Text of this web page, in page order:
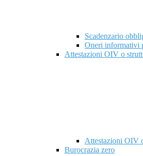
Scadenzario
Oneri informativi
Attestazioni OIV o
Attestazioni OIV
Burocrazia zero